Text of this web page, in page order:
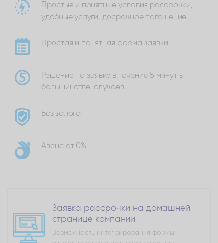
Простые и понятные условия рассрочки,
удобные услуги, досрочное погашение
Простая и понятная форма заявки
Решение по заявке в течение 5 минут в
большинстве случаев
Без залога
Аванс от 0%
Заявка рассрочки на домашней
странице компании
Возможность интегрирования формы